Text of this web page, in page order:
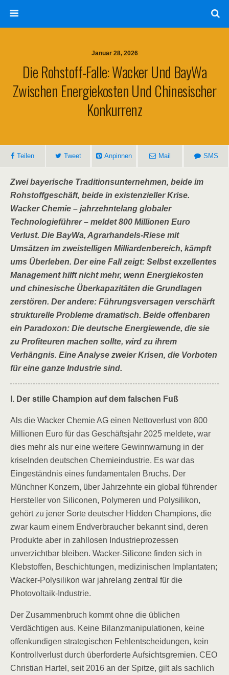
Januar 28, 2026
Die Rohstoff-Falle: Wacker Und BayWa
Zwischen Energiekosten Und Chinesischer
Konkurrenz
Teilen Tweet Anpinnen Mail SMS
Zwei bayerische Traditionsunternehmen, beide im
Rohstoffgeschäft, beide in existenzieller Krise.
Wacker Chemie – jahrzehntelang globaler
Technologieführer – meldet 800 Millionen Euro
Verlust. Die BayWa, Agrarhandels-Riese mit
Umsätzen im zweistelligen Milliardenbereich, kämpft
ums Überleben. Der eine Fall zeigt: Selbst exzellentes
Management hilft nicht mehr, wenn Energiekosten
und chinesische Überkapazitäten die Grundlagen
zerstören. Der andere: Führungsversagen verschärft
strukturelle Probleme dramatisch. Beide offenbaren
ein Paradoxon: Die deutsche Energiewende, die sie
zu Profiteuren machen sollte, wird zu ihrem
Verhängnis. Eine Analyse zweier Krisen, die Vorboten
für eine ganze Industrie sind.
I. Der stille Champion auf dem falschen Fuß
Als die Wacker Chemie AG einen Nettoverlust von 800
Millionen Euro für das Geschäftsjahr 2025 meldete, war
dies mehr als nur eine weitere Gewinnwarnung in der
kriselnden deutschen Chemieindustrie. Es war das
Eingeständnis eines fundamentalen Bruchs. Der
Münchner Konzern, über Jahrzehnte ein global führender
Hersteller von Siliconen, Polymeren und Polysilikon,
gehört zu jener Sorte deutscher Hidden Champions, die
zwar kaum einem Endverbraucher bekannt sind, deren
Produkte aber in zahllosen Industrieprozessen
unverzichtbar bleiben. Wacker-Silicone finden sich in
Klebstoffen, Beschichtungen, medizinischen Implantaten;
Wacker-Polysilikon war jahrelang zentral für die
Photovoltaik-Industrie.
Der Zusammenbruch kommt ohne die üblichen
Verdächtigen aus. Keine Bilanzmanipulationen, keine
offenkundigen strategischen Fehlentscheidungen, kein
Kontrollverlust durch überforderte Aufsichtsgremien. CEO
Christian Hartel, seit 2016 an der Spitze, gilt als sachlich